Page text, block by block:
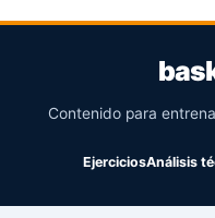
Contenido para
EjerciciosAnálisis